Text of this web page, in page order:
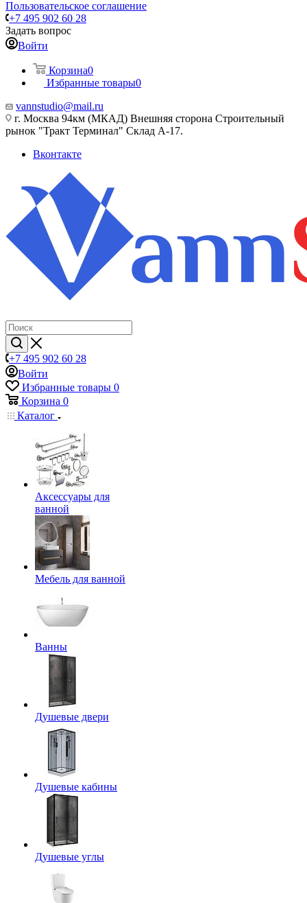
Пользовательское соглашение
+7 495 902 60 28
Задать вопрос
Войти
Корзина0
Избранные товары0
vannstudio@mail.ru
г. Москва 94км (МКАД) Внешняя сторона Строительный
рынок "Тракт Терминал" Склад А-17.
Вконтакте
+7 495 902 60 28
Войти
Избранные товары 0
Корзина 0
Каталог
Аксессуары для
ванной
Мебель для ванной
Ванны
Душевые двери
Душевые кабины
Душевые углы